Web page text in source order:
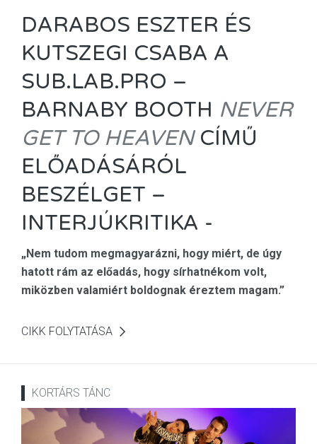
DARABOS ESZTER ÉS
KUTSZEGI CSABA A
SUB.LAB.PRO –
BARNABY BOOTH NEVER
GET TO HEAVENCÍMŰ
ELŐADÁSÁRÓL
BESZÉLGET –
INTERJÚKRITIKA -
„Nem tudom megmagyarázni, hogy miért, de úgy
hatott rám az előadás, hogy sírhatnékom volt,
miközben valamiért boldognak éreztem magam.”
CIKK FOLYTATÁSA
KORTÁRS TÁNC